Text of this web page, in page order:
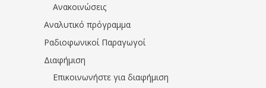
Ανακοινώσεις
Αναλυτικό πρόγραμμα
Ραδιοφωνικοί Παραγωγοί
Διαφήμιση
Επικοινωνήστε για διαφήμιση